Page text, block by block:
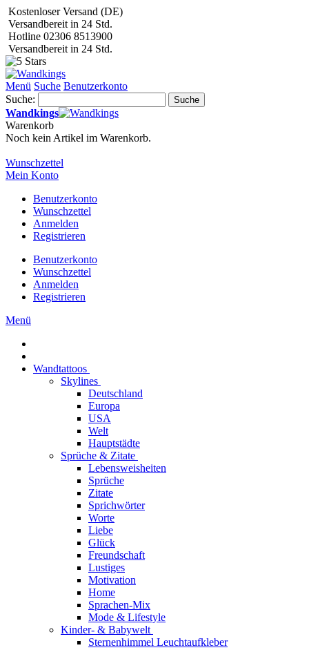
Kostenloser Versand (DE)
Versandbereit in 24 Std.
Hotline 02306 8513900
Versandbereit in 24 Std.
Menü Suche Benutzerkonto
Suche:
Suche
Wandkings
Warenkorb
Noch kein Artikel im Warenkorb.
Wunschzettel
Mein Konto
Benutzerkonto
Wunschzettel
Anmelden
Registrieren
Benutzerkonto
Wunschzettel
Anmelden
Registrieren
Menü
Wandtattoos
Skylines
Deutschland
Europa
USA
Welt
Hauptstädte
Sprüche & Zitate
Lebensweisheiten
Sprüche
Zitate
Sprichwörter
Worte
Liebe
Glück
Freundschaft
Lustiges
Motivation
Home
Sprachen-Mix
Mode & Lifestyle
Kinder- & Babywelt
Sternenhimmel Leuchtaufkleber